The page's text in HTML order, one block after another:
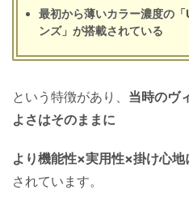
最初から薄いカラー濃度の
ンズ」が搭載されている
という特徴があり、 当時のヴ
よさはそのままに
より機能性×実用性×掛け心
されています。